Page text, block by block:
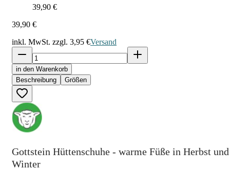
39,90 €
39,90 €
inkl. MwSt. zzgl. 3,95 €Versand
in den Warenkorb
Beschreibung
Größen
Gottstein Hüttenschuhe - warme Füße in Herbst und
Winter